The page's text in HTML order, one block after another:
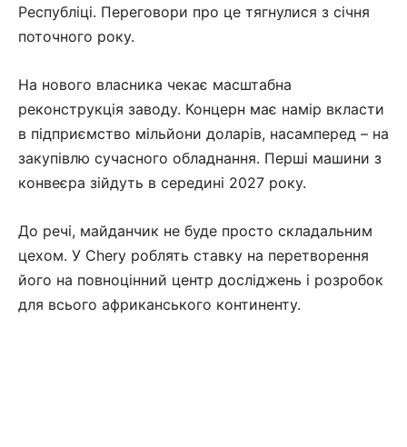
Республіці. Переговори про це тягнулися з січня
поточного року.
На нового власника чекає масштабна
реконструкція заводу. Концерн має намір вкласти
в підприємство мільйони доларів, насамперед – на
закупівлю сучасного обладнання. Перші машини з
конвеєра зійдуть в середині 2027 року.
До речі, майданчик не буде просто складальним
цехом. У Chery роблять ставку на перетворення
його на повноцінний центр досліджень і розробок
для всього африканського континенту.